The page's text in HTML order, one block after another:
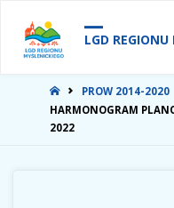
LGD REGIONU
STRONA
GŁÓWNA
PROW 2014-2020
HARMONOGRAM
2022